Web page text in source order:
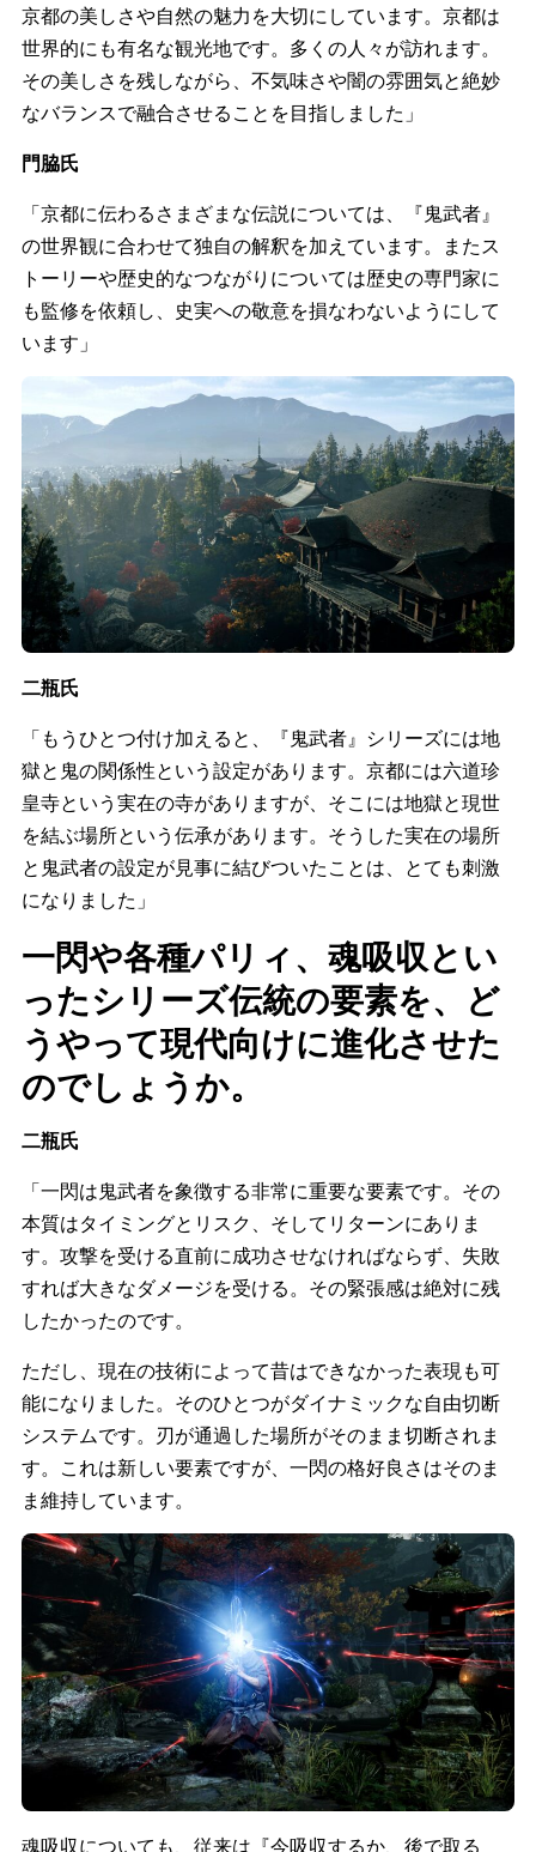
京都の美しさや自然の魅力を大切にしています。京都は
世界的にも有名な観光地です。多くの人々が訪れます。
その美しさを残しながら、不気味さや闇の雰囲気と絶妙
なバランスで融合させることを目指しました」
門脇氏
「京都に伝わるさまざまな伝説については、『鬼武者』
の世界観に合わせて独自の解釈を加えています。またス
トーリーや歴史的なつながりについては歴史の専門家に
も監修を依頼し、史実への敬意を損なわないようにして
います」
二瓶氏
「もうひとつ付け加えると、『鬼武者』シリーズには地
獄と鬼の関係性という設定があります。京都には六道珍
皇寺という実在の寺がありますが、そこには地獄と現世
を結ぶ場所という伝承があります。そうした実在の場所
と鬼武者の設定が見事に結びついたことは、とても刺激
になりました」
一閃や各種パリィ、魂吸収とい
ったシリーズ伝統の要素を、ど
うやって現代向けに進化させた
のでしょうか。
二瓶氏
「一閃は鬼武者を象徴する非常に重要な要素です。その
本質はタイミングとリスク、そしてリターンにありま
す。攻撃を受ける直前に成功させなければならず、失敗
すれば大きなダメージを受ける。その緊張感は絶対に残
したかったのです。
ただし、現在の技術によって昔はできなかった表現も可
能になりました。そのひとつがダイナミックな自由切断
システムです。刃が通過した場所がそのまま切断されま
す。これは新しい要素ですが、一閃の格好良さはそのま
ま維持しています。
魂吸収についても、従来は『今吸収するか、後で取る